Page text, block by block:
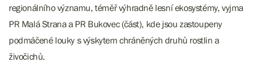
regionálního významu, téměř výhradně lesní ekosystémy, vyjma
PR Malá Strana a PR Bukovec (část), kde jsou zastoupeny
podmáčené louky s výskytem chráněných druhů rostlin a
živočichů.